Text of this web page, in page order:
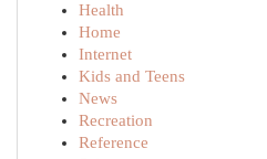
Health
Home
Internet
Kids and Teens
News
Recreation
Reference